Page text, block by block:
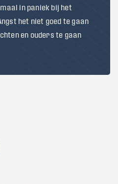
in paniek bij het
het niet goed te gaan
en ouders te gaan